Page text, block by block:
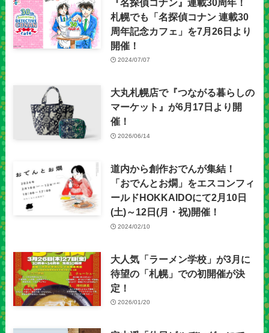
『名探偵コナン』連載30周年！
札幌でも「名探偵コナン 連載30
周年記念カフェ」を7月26日より
開催！
2024/07/07
大丸札幌店で『つながる暮らしの
マーケット』が6月17日より開
催！
2026/06/14
道内から創作おでんが集結！
「おでんとお燗」をエスコンフィ
ールドHOKKAIDOにて2月10日
(土)～12日(月・祝)開催！
2024/02/10
大人気「ラーメン学校」が3月に
待望の「札幌」での初開催が決
定！
2026/01/20